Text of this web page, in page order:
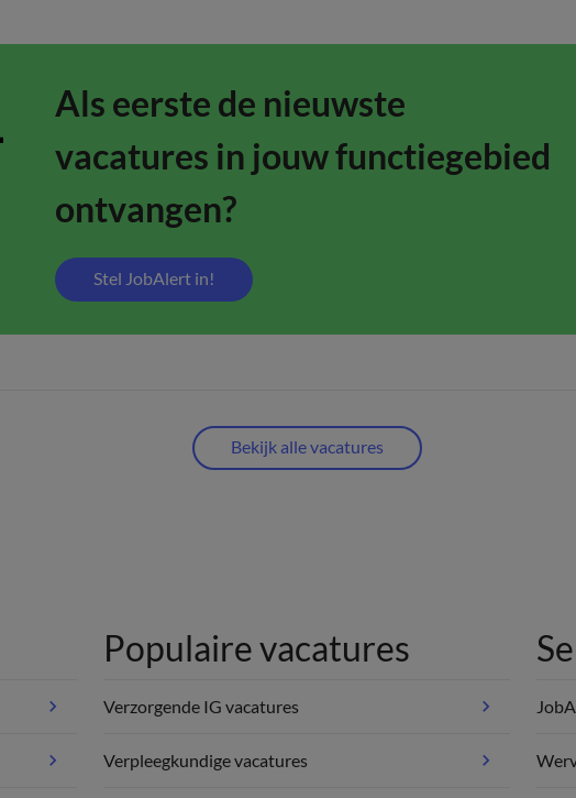
Als eerste de nieuwste
vacatures in jouw functiegebied
ontvangen?
Stel JobAlert in!
Bekijk alle vacatures
Populaire vacatures
Verzorgende IG vacatures
Verpleegkundige vacatures